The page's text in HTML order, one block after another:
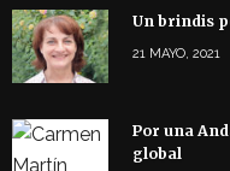
Un brindis
21 MAYO, 2021
Por una
global